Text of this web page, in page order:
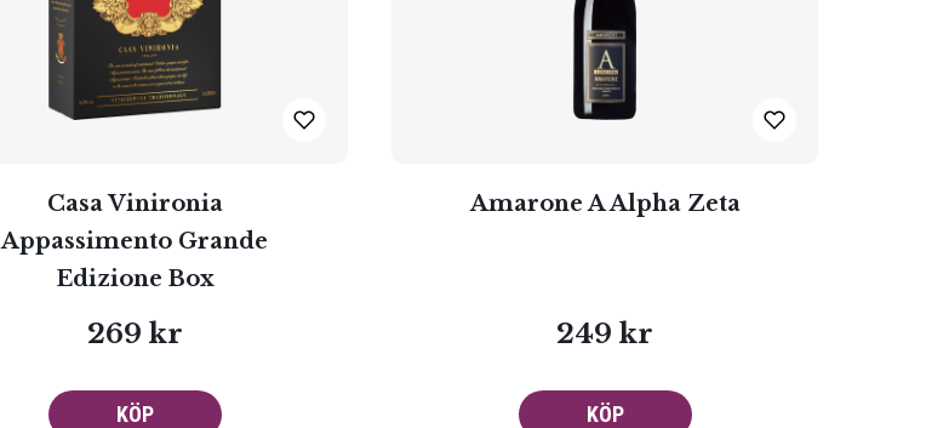
Casa Vinironia
Appassimento Grande
Edizione Box
269 kr
KÖP
Amarone A Alpha Zeta
249 kr
KÖP